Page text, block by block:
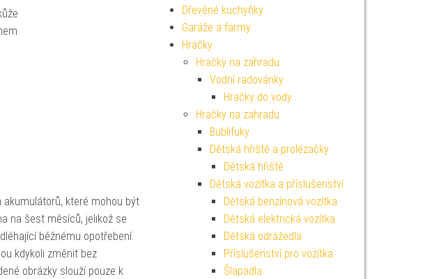
které mohou být
na šest měsíců, jelikož se
běžnému opotřebení.
kdykoli změnit bez
obrázky slouží pouze k
Dřevěné kuchyňky
Garáže a farmy
Hračky
Hračky na zahradu
Vodní radovánky
Hračky do vody
Hračky na zahradu
Bublifuky
Dětská hřiště a prolézačky
Dětská hřiště
Dětská vozítka a příslušenství
Dětská benzínová vozítka
Dětská elektrická vozítka
Dětská odrážedla
Příslušenství pro vozítka
Šlapadla